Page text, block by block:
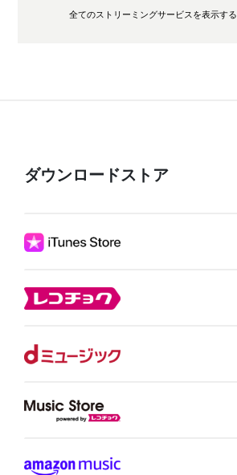
全てのストリーミングサービスを表示する
ダウンロードストア